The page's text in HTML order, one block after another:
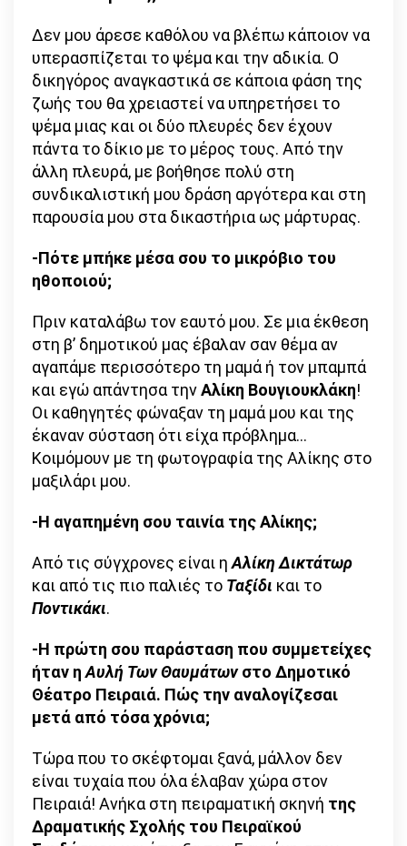
Δεν μου άρεσε καθόλου να βλέπω κάποιον να
υπερασπίζεται το ψέμα και την αδικία. Ο
δικηγόρος αναγκαστικά σε κάποια φάση της
ζωής του θα χρειαστεί να υπηρετήσει το
ψέμα μιας και οι δύο πλευρές δεν έχουν
πάντα το δίκιο με το μέρος τους. Από την
άλλη πλευρά, με βοήθησε πολύ στη
συνδικαλιστική μου δράση αργότερα και στη
παρουσία μου στα δικαστήρια ως μάρτυρας.
-Πότε μπήκε μέσα σου το μικρόβιο του
ηθοποιού;
Πριν καταλάβω τον εαυτό μου. Σε μια έκθεση
στη β’ δημοτικού μας έβαλαν σαν θέμα αν
αγαπάμε περισσότερο τη μαμά ή τον μπαμπά
και εγώ απάντησα τηνΑλίκη Βουγιουκλάκη!
Οι καθηγητές φώναξαν τη μαμά μου και της
έκαναν σύσταση ότι είχα πρόβλημα…
Κοιμόμουν με τη φωτογραφία της Αλίκης στο
μαξιλάρι μου.
-Η αγαπημένη σου ταινία της Αλίκης;
Από τις σύγχρονες είναι ηΑλίκη Δικτάτωρ
και από τις πιο παλιές το Ταξίδι και το
Ποντικάκι.
-Η πρώτη σου παράσταση που συμμετείχες
ήταν ηΑυλή Των Θαυμάτωνστο Δημοτικό
Θέατρο Πειραιά. Πώς την αναλογίζεσαι
μετά από τόσα χρόνια;
Τώρα που το σκέφτομαι ξανά, μάλλον δεν
είναι τυχαία που όλα έλαβαν χώρα στον
Πειραιά! Ανήκα στη πειραματική σκηνή της
Δραματικής Σχολής του Πειραϊκού